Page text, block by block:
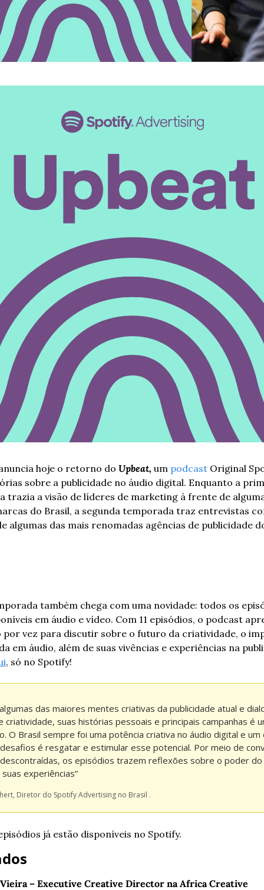
hoje o retorno do Upbeat, um podcast Original
sobre a publicidade no áudio digital. Enquanto a
trazia a visão de líderes de marketing à frente de
do Brasil, a segunda temporada traz entrevistas
algumas das mais renomadas agências de publicidade
também chega com uma novidade: todos os
em áudio e vídeo. Com 11 episódios, o podcast
por vez para discutir sobre o futuro da criatividade, o
em áudio, além de suas vivências e experiências na
, só no Spotify!
das maiores mentes criativas da publicidade atual e
criatividade, suas histórias pessoais e principais campanhas é
O Brasil sempre foi uma potência criativa no áudio digital e um
é resgatar e estimular esse potencial. Por meio de
os episódios trazem reflexões sobre o poder do
experiências”
Diretor do Spotify Advertising no Brasil .
já estão disponíveis no Spotify.
– Executive Creative Director na Africa Creative